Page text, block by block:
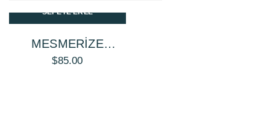
SEPETE EKLE
MESMERIZE
MASCARA
$85.00